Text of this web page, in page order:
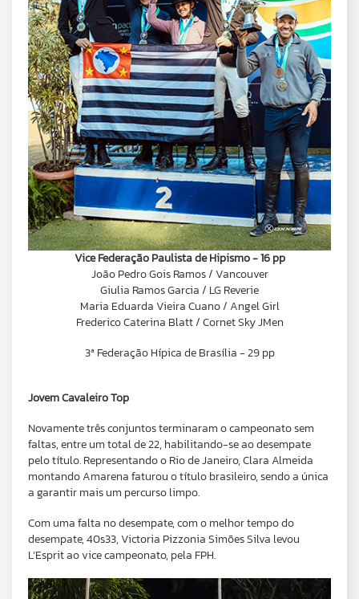
Vice Federação Paulista de Hipismo - 16 pp
João Pedro Gois Ramos / Vancouver
Giulia Ramos Garcia / LG Reverie
Maria Eduarda Vieira Cuano / Angel Girl
Frederico Caterina Blatt / Cornet Sky JMen
3ª Federação Hípica de Brasília - 29 pp
Jovem Cavaleiro Top
Novamente três conjuntos terminaram o campeonato sem
faltas, entre um total de 22, habilitando-se ao desempate
pelo título. Representando o Rio de Janeiro, Clara Almeida
montando Amarena faturou o título brasileiro, sendo a única
a garantir mais um percurso limpo.
Com uma falta no desempate, com o melhor tempo do
desempate, 40s33, Victoria Pizzonia Simões Silva levou
L’Esprit ao vice campeonato, pela FPH.